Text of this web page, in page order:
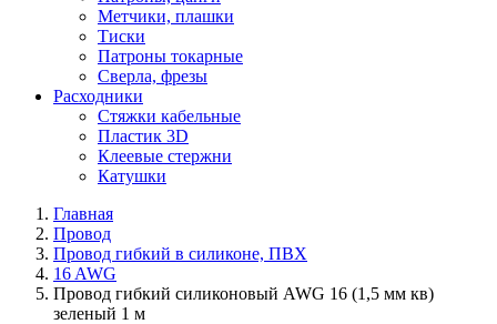
Метчики, плашки
Тиски
Патроны токарные
Сверла, фрезы
Расходники
Стяжки кабельные
Пластик 3D
Клеевые стержни
Катушки
Главная
Провод
Провод гибкий в силиконе, ПВХ
16 AWG
Провод гибкий силиконовый AWG 16 (1,5 мм кв)
зеленый 1 м